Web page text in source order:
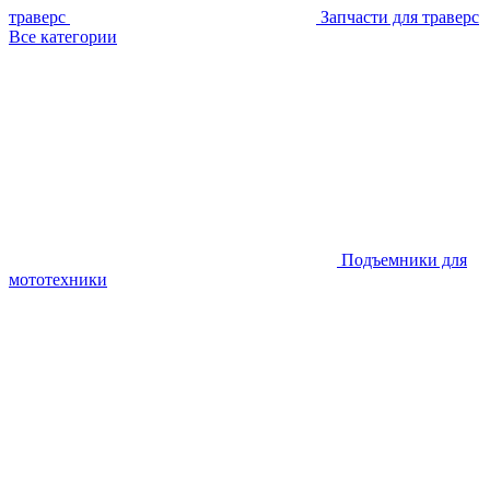
траверс
Запчасти для траверс
Все категории
Подъемники для
мототехники